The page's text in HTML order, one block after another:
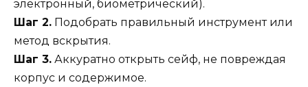
электронный, биометрический).
Шаг 2. Подобрать правильный инструмент или
метод вскрытия.
Шаг 3. Аккуратно открыть сейф, не повреждая
корпус и содержимое.